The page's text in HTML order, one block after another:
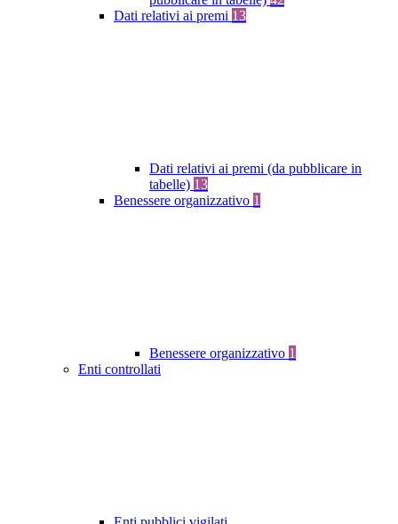
Dati relativi ai premi 13
Dati relativi ai premi (da pubblicare in
tabelle) 13
Benessere organizzativo 1
Benessere organizzativo 1
Enti controllati